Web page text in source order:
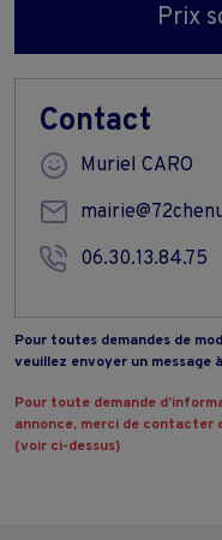
Prix
Contact
Muriel CARO
06.30.13.84.75
Pour toutes demandes de
veuillez envoyer un message
Pour toute demande
annonce, merci de contacter
(voir ci-dessus)